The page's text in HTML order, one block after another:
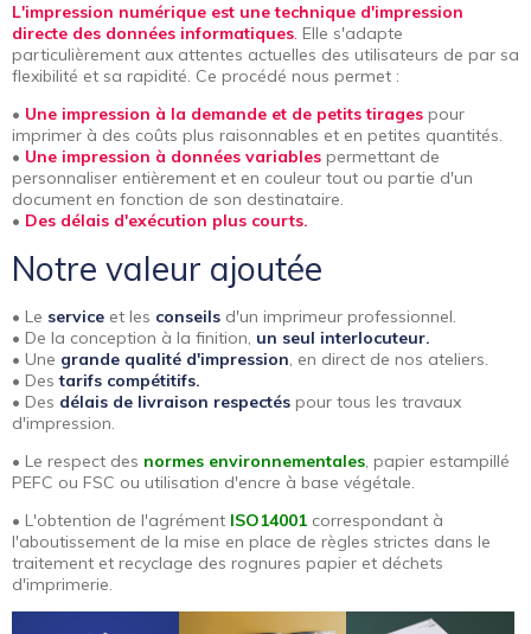
L'impression numérique est une technique d'impression
directe des données informatiques. Elle s'adapte
particulièrement aux attentes actuelles des utilisateurs de par sa
flexibilité et sa rapidité. Ce procédé nous permet :
• Une impression à la demande et de petits tirages pour
imprimer à des coûts plus raisonnables et en petites quantités.
• Une impression à données variables permettant de
personnaliser entièrement et en couleur tout ou partie d'un
document en fonction de son destinataire.
• Des délais d'exécution plus courts.
Notre valeur ajoutée
• Le service et les conseils d'un imprimeur professionnel.
• De la conception à la finition, un seul interlocuteur.
• Une grande qualité d'impression, en direct de nos ateliers.
• Destarifs compétitifs.
• Des délais de livraison respectés pour tous les travaux
d'impression.
• Le respect des normes environnementales, papier estampillé
PEFC ou FSC ou utilisation d'encre à base végétale.
• L'obtention de l'agrément ISO14001 correspondant à
l'aboutissement de la mise en place de règles strictes dans le
traitement et recyclage des rognures papier et déchets
d'imprimerie.